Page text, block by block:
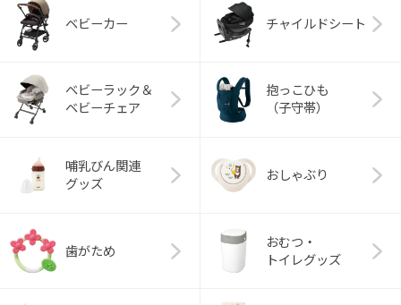
ベビーカー チャイルドシート
ベビーラック＆
ベビーチェア
抱っこひも
（子守帯）
哺乳びん関連
グッズ
おしゃぶり
歯がため
おむつ・
トイレグッズ